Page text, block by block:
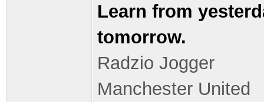
Learn from
tomorrow.
Radzio Jogger
Manchester United